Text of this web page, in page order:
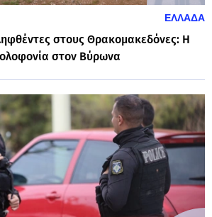
ΕΛΛΑΔΑ
στους Θρακομακεδόνες: Η
στον Βύρωνα